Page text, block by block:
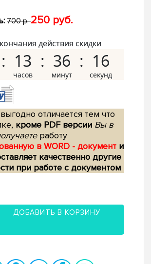
700 р.250 руб.
действия скидки
13 36 15
отличается тем что
кроме PDF версии Вы в
работу
в WORD - документ и
качественно другие
при работе с документом
ДОБАВИТЬ В КОРЗИНУ